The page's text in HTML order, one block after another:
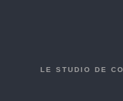
LE STUDIO DE